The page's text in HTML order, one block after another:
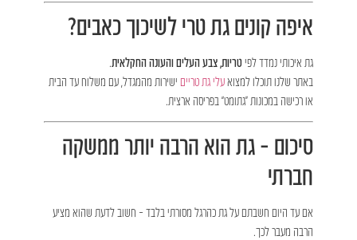
איפה קונים גת טרי לשיכוך כאבים?
גת איכותי נמדד לפי טריות, צבע העלים והעונה החקלאית
באתר שלנו תוכלו למצואעלי גת טרייםישירות מהמגדל, עם משלוח עד הבית
או רכישה במכונות “גתומט” בפריסה ארצית.
סיכום – גת הוא הרבה יותר ממשקה
חברתי
אם עד היום חשבתם על גת כהרגל מסורתי בלבד – חשוב לדעת שהוא מציע
הרבה מעבר לכך.